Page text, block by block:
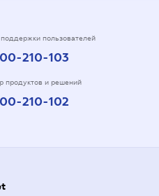
пользователей
210-103
продуктов и решений
210-102